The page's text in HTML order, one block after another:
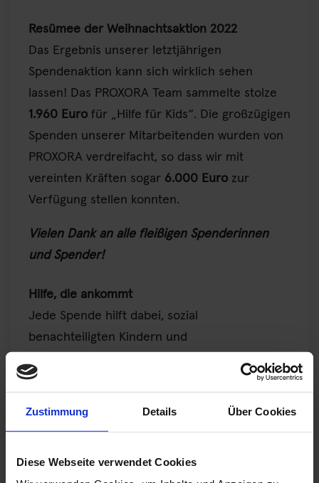
Zustimmung Details Über Cookies
Diese Webseite verwendet Cookies
Resümee der Weihnachtsaktion 2022
Das Ergebnis unserer letztjährigen
Spendenaktion kann sich wirklich sehen
lassen! Das PROXORA Team sammelte stolze
1.960 Euro für „Hilfe für Kids“. Die großzügigen
Spenden unserer Mitarbeitenden wurden von
PROXORA verdreifacht, so dass wir mit
vereinten Kräften sogar 6.000 Euro zur
Verfügung stellen konnten.
Vielen Dank an alle fleißigen Spenderinnen
und Spender!
Hilfe, die ankommt
Jede Spende hilft dabei, sozial
benachteiligten Kindern und
zukommen zu lassen. Wir, und vor allem
Wie kann man die Spendenaktion „Hilfe
für Kids“ unterstützen?